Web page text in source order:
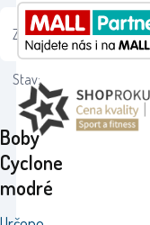
Boby
Cyclone
modré
Záruka:
24
Monaten
Stav: